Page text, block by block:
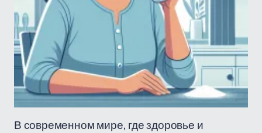
В современном мире, где здоровье и